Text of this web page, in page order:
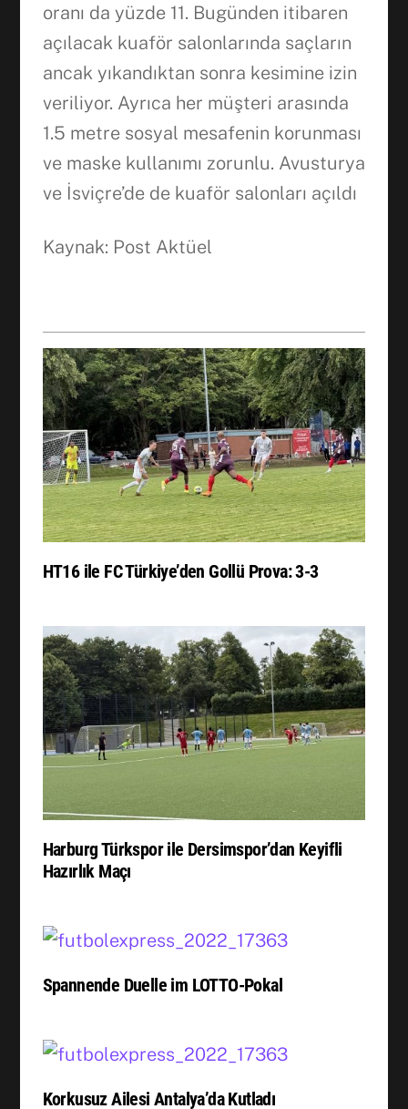
oranı da yüzde 11. Bugünden itibaren
açılacak kuaför salonlarında saçların
ancak yıkandıktan sonra kesimine izin
veriliyor. Ayrıca her müşteri arasında
1.5 metre sosyal mesafenin korunması
ve maske kullanımı zorunlu. Avusturya
ve İsviçre’de de kuaför salonları açıldı
Kaynak: Post Aktüel
HT16 ile FC Türkiye’den Gollü Prova: 3-3
Harburg Türkspor ile Dersimspor’dan Keyifli
Hazırlık Maçı
Spannende Duelle im LOTTO-Pokal
Korkusuz Ailesi Antalya’da Kutladı